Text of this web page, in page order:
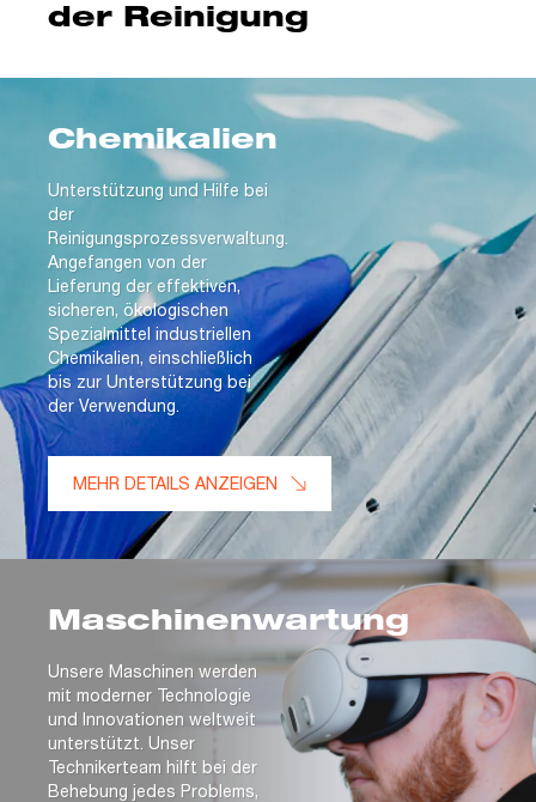
der Reinigung
Chemikalien
Unterstützung und Hilfe bei
der
Reinigungsprozessverwaltung.
Angefangen von der
Lieferung der effektiven,
sicheren, ökologischen
Spezialmittel industriellen
Chemikalien, einschließlich
bis zur Unterstützung bei
der Verwendung.
MEHR DETAILS ANZEIGEN
Maschinenwartung
Unsere Maschinen werden
mit moderner Technologie
und Innovationen weltweit
unterstützt. Unser
Technikerteam hilft bei der
Behebung jedes Problems,